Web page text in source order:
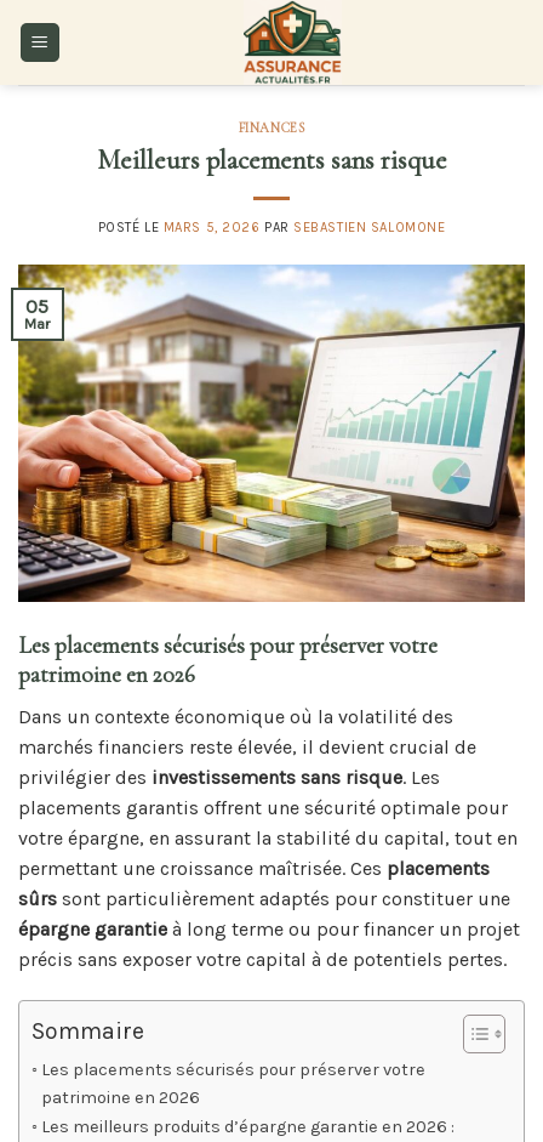
FINANCES
Meilleurs placements sans risque
POSTÉ LE MARS 5, 2026 PAR SEBASTIEN SALOMONE
05
Mar
Les placements sécurisés pour préserver votre
patrimoine en 2026
Dans un contexte économique où la volatilité des
marchés financiers reste élevée, il devient crucial de
privilégier des investissements sans risque. Les
placements garantis offrent une sécurité optimale pour
votre épargne, en assurant la stabilité du capital, tout en
permettant une croissance maîtrisée. Ces placements
sûrs sont particulièrement adaptés pour constituer une
épargne garantie à long terme ou pour financer un projet
précis sans exposer votre capital à de potentiels pertes.
Sommaire
Les placements sécurisés pour préserver votre
patrimoine en 2026
Les meilleurs produits d’épargne garantie en 2026 :